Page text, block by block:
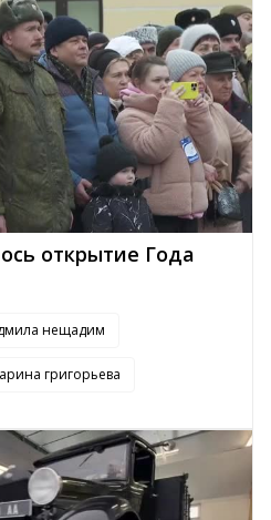
открытие Года
нещадим
григорьева